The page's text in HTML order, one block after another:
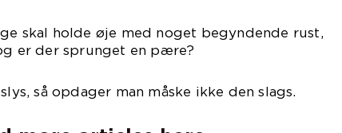
skal holde øje med noget begyndende rust,
er der sprunget en pære?
så opdager man måske ikke den slags.